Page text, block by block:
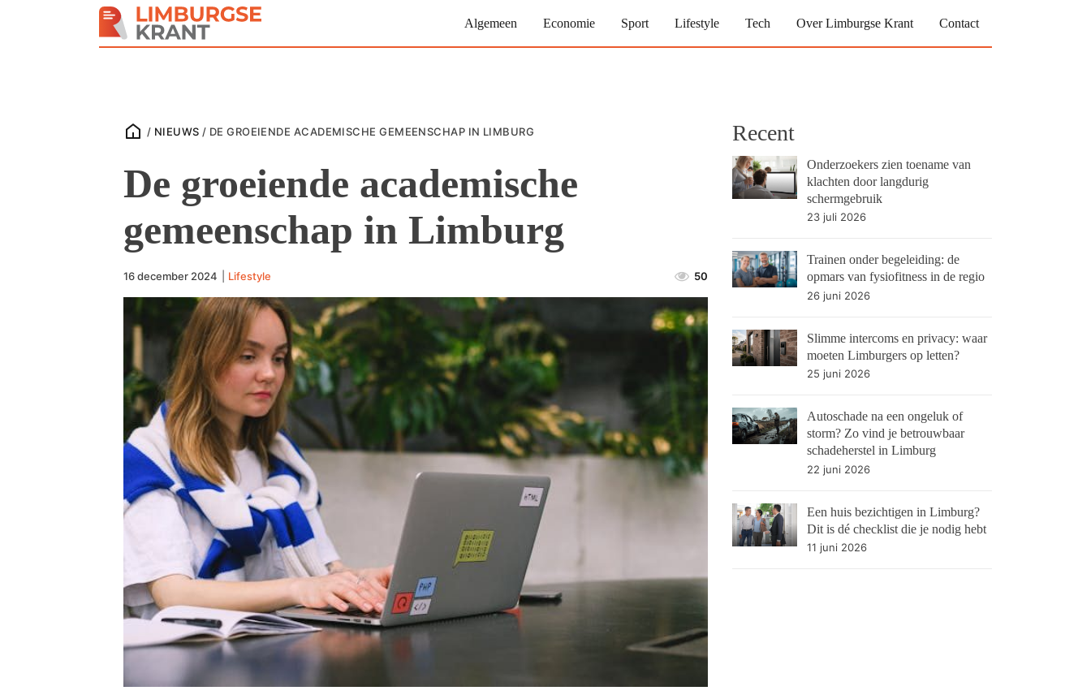
Algemeen Economie Sport Lifestyle Tech Over Limburgse Krant Contact
/ NIEUWS / DE GROEIENDE ACADEMISCHE GEMEENSCHAP IN LIMBURG
De groeiende academische
gemeenschap in Limburg
16 december 2024 Lifestyle 50
Recent
Onderzoekers zien toename van
klachten door langdurig
schermgebruik
23 juli 2026
Trainen onder begeleiding: de
opmars van fysiofitness in de regio
26 juni 2026
Slimme intercoms en privacy: waar
moeten Limburgers op letten?
25 juni 2026
Autoschade na een ongeluk of
storm? Zo vind je betrouwbaar
schadeherstel in Limburg
22 juni 2026
Een huis bezichtigen in Limburg?
Dit is dé checklist die je nodig hebt
11 juni 2026